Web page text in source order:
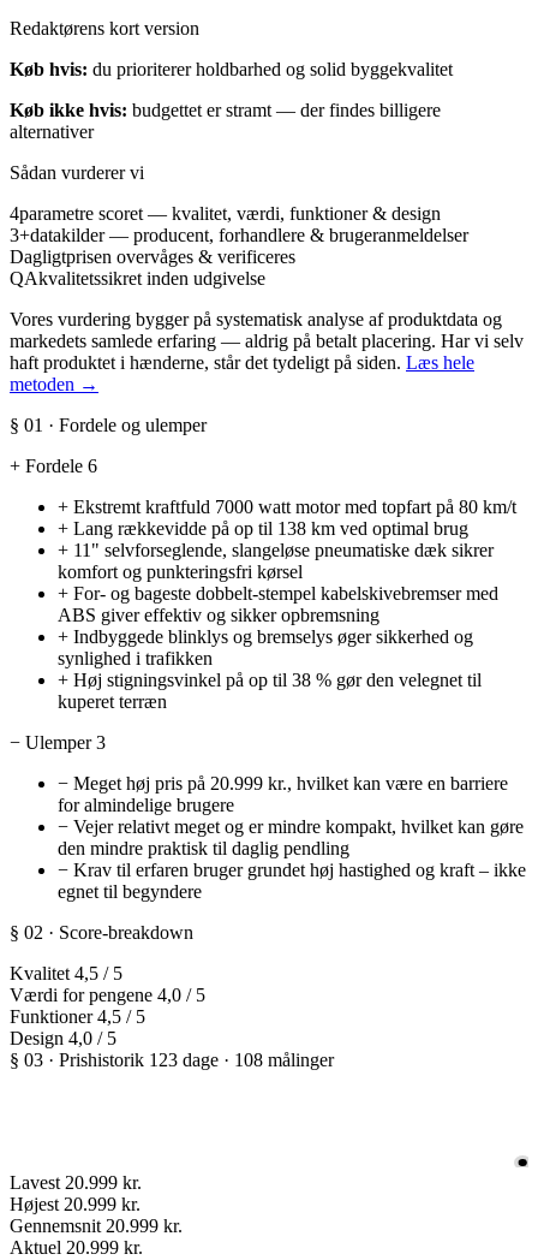
Redaktørens kort version
Køb hvis: du prioriterer holdbarhed og solid byggekvalitet
Køb ikke hvis: budgettet er stramt — der findes billigere
alternativer
Sådan vurderer vi
4parametre scoret — kvalitet, værdi, funktioner & design
3+datakilder — producent, forhandlere & brugeranmeldelser
Dagligtprisen overvåges & verificeres
QAkvalitetssikret inden udgivelse
Vores vurdering bygger på systematisk analyse af produktdata og
markedets samlede erfaring — aldrig på betalt placering. Har vi selv
haft produktet i hænderne, står det tydeligt på siden. Læs hele
metoden →
§ 01 · Fordele og ulemper
+ Fordele 6
+ Ekstremt kraftfuld 7000 watt motor med topfart på 80 km/t
+ Lang rækkevidde på op til 138 km ved optimal brug
+ 11" selvforseglende, slangeløse pneumatiske dæk sikrer
komfort og punkteringsfri kørsel
+ For- og bageste dobbelt-stempel kabelskivebremser med
ABS giver effektiv og sikker opbremsning
+ Indbyggede blinklys og bremselys øger sikkerhed og
synlighed i trafikken
+ Høj stigningsvinkel på op til 38 % gør den velegnet til
kuperet terræn
− Ulemper 3
− Meget høj pris på 20.999 kr., hvilket kan være en barriere
for almindelige brugere
− Vejer relativt meget og er mindre kompakt, hvilket kan gøre
den mindre praktisk til daglig pendling
− Krav til erfaren bruger grundet høj hastighed og kraft – ikke
egnet til begyndere
§ 02 · Score-breakdown
Kvalitet 4,5 / 5
Værdi for pengene 4,0 / 5
Funktioner 4,5 / 5
Design 4,0 / 5
§ 03 · Prishistorik 123 dage · 108 målinger
Lavest 20.999 kr.
Højest 20.999 kr.
Gennemsnit 20.999 kr.
Aktuel 20.999 kr.